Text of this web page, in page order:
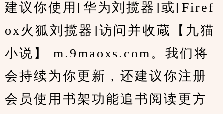
建议你使用[华为刘揽器]或[Firef
ox火狐刘揽器]访问并收蔵【九猫
小说】 m.9maoxs.com。我们将
会持续为你更新，还建议你注册
会员使用书架功能追书阅读更方